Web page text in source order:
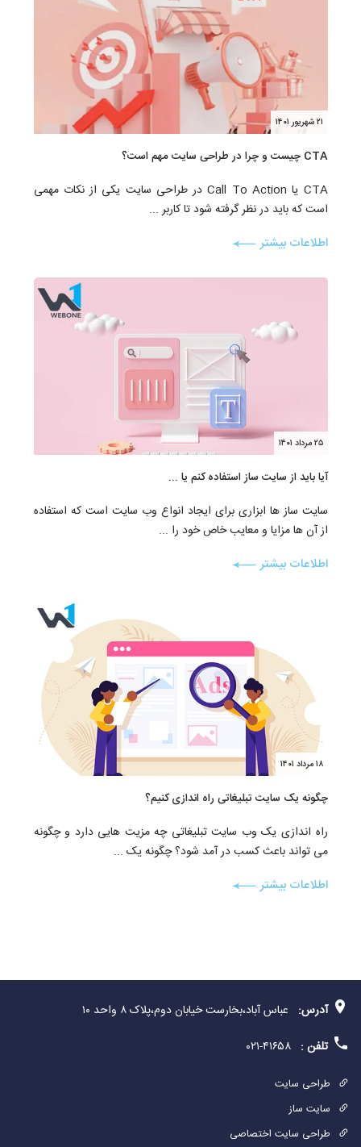
۲۱ شهریور ۱۴۰۱
CTA چیست و چرا در طراحی سایت مهم است؟
CTA یا Call To Action در طراحی سایت یکی از نکات مهمی
است که باید در نظر گرفته شود تا کاربر ...
اطلاعات بیشتر
۲۵ مرداد ۱۴۰۱
آیا باید از سایت ساز استفاده کنم یا ...
سایت ساز ها ابزاری برای ایجاد انواع وب سایت است که استفاده
از آن ها مزایا و معایب خاص خود را ...
اطلاعات بیشتر
۱۸ مرداد ۱۴۰۱
چگونه یک سایت تبلیغاتی راه اندازی کنیم؟
راه اندازی یک وب سایت تبلیغاتی چه مزیت هایی دارد و چگونه
می تواند باعث کسب در آمد شود؟ چگونه یک ...
اطلاعات بیشتر
آدرس: عباس آباد،بخارست خیابان دوم،پلاک ۸ واحد ۱۰
تلفن : ۴۱۶۵۸-۰۲۱
طراحی سایت
سایت ساز
طراحی سایت اختصاصی